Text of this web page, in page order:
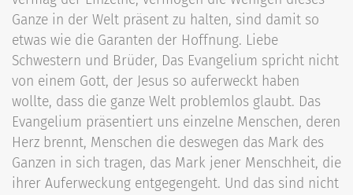
Ganze in der Welt präsent zu halten, sind damit so
etwas wie die Garanten der Hoffnung. Liebe
Schwestern und Brüder, Das Evangelium spricht nicht
von einem Gott, der Jesus so auferweckt haben
wollte, dass die ganze Welt problemlos glaubt. Das
Evangelium präsentiert uns einzelne Menschen, deren
Herz brennt, Menschen die deswegen das Mark des
Ganzen in sich tragen, das Mark jener Menschheit, die
ihrer Auferweckung entgegengeht. Und das sind nicht